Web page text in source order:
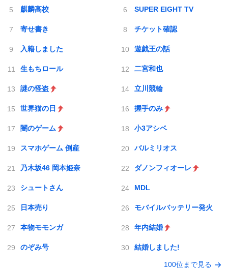
麒麟高校 SUPER EIGHT TV
寄せ書き チケット確認
入籍しました 遊戯王の話
生もちロール 二宮和也
謎の怪盗 立川競輪
世界猫の日 握手のみ
闇のゲーム 小3アシベ
スマホゲーム 倒産 バルミリオス
乃木坂46 岡本姫奈 ダノンフィオーレ
シュートさん MDL
日本売り モバイルバッテリー発火
本物モモンガ 年内結婚
のぞみ号 結婚しました!
100位まで見る